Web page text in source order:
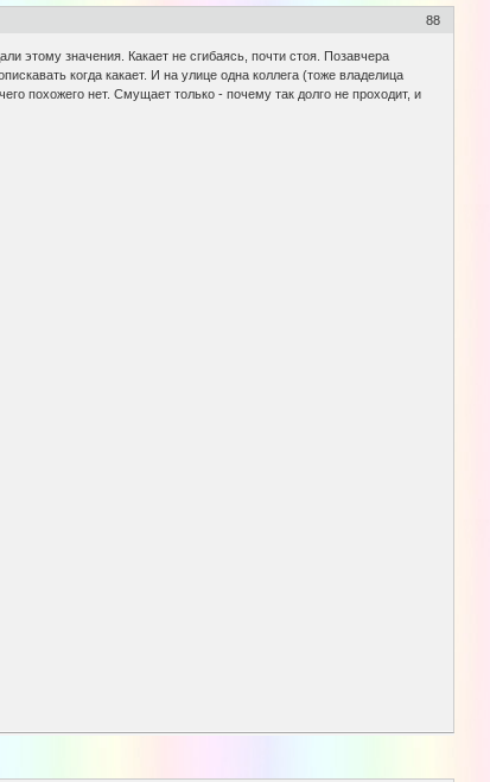
88
этому значения. Какает не сгибаясь, почти стоя. Позавчера
когда какает. И на улице одна коллега (тоже владелица
похожего нет. Смущает только - почему так долго не проходит, и